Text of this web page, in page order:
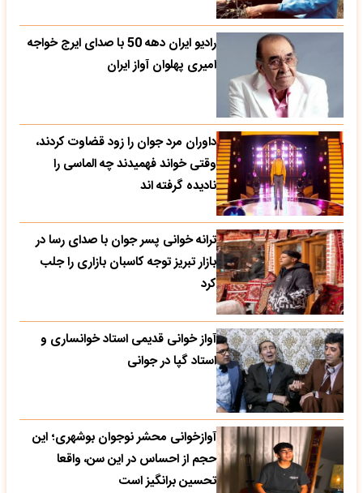
رادیو ایران دهه 50 با صدای ایرج خواجه
امیری پهلوان آواز ایران
داوران مرد جوان را زود قضاوت کردند،
وقتی خواند فهمیدند چه الماسی را
نادیده گرفته اند
ترانه خوانی پسر جوان با صدای رسا در
بازار تبریز توجه کاسبان بازاری را جلب
کرد
آواز خوانی قدیمی استاد خوانساری و
استاد گپا در جوانی
آوازخوانی محشر نوجوان بوشهری؛ این
حجم از احساس در این سن، واقعا
تحسین‌ برانگیز است